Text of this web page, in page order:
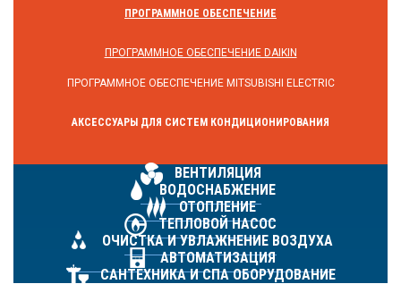
ПРОГРАММНОЕ ОБЕСПЕЧЕНИЕ
ПРОГРАММНОЕ ОБЕСПЕЧЕНИЕ DAIKIN
ПРОГРАММНОЕ ОБЕСПЕЧЕНИЕ MITSUBISHI ELECTRIC
АКСЕССУАРЫ ДЛЯ СИСТЕМ КОНДИЦИОНИРОВАНИЯ
ВЕНТИЛЯЦИЯ
ВОДОСНАБЖЕНИЕ
ОТОПЛЕНИЕ
ТЕПЛОВОЙ НАСОС
ОЧИСТКА И УВЛАЖНЕНИЕ ВОЗДУХА
АВТОМАТИЗАЦИЯ
САНТЕХНИКА И СПА ОБОРУДОВАНИЕ